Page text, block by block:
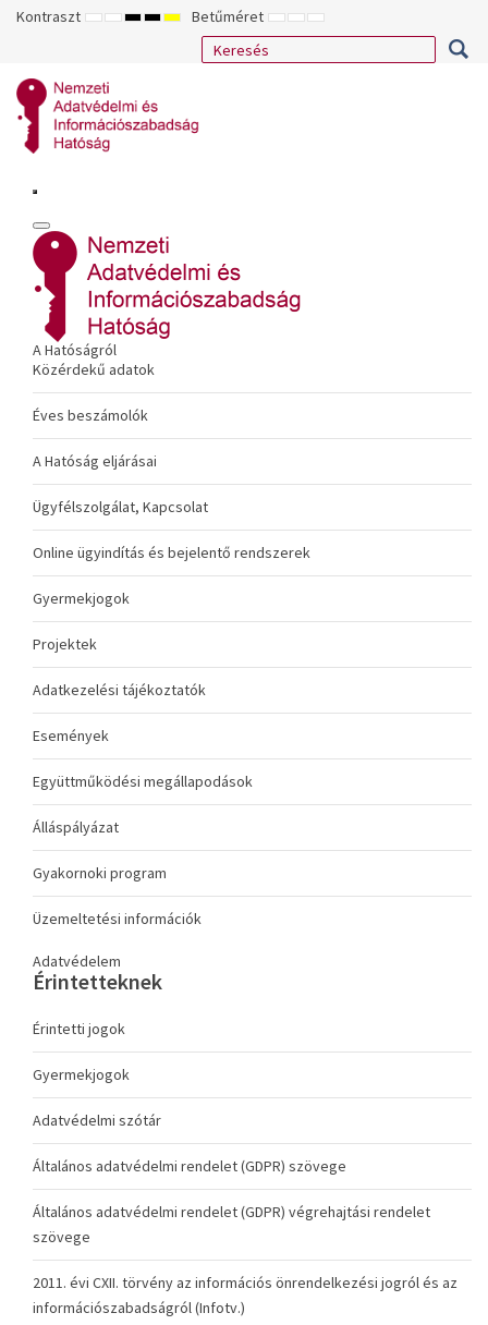
Kontraszt ALAPÉRTELMEZETT
ÉJSZAKAI
NAGY
KONTRASZTÚ
NAGY
KONTRASZTÚ
NAGY
KONTRASZTÚ
SÁRGA
FEKETE
Betűméret KISEBB
BETŰTÍPUS
ALAPÉRTELMEZETT
BETŰMÉRET
NAGYOBB
BETŰMÉRET
A Hatóságról
Közérdekű adatok
Éves beszámolók
A Hatóság eljárásai
Ügyfélszolgálat, Kapcsolat
Online ügyindítás és bejelentő rendszerek
Gyermekjogok
Projektek
Adatkezelési tájékoztatók
Események
Együttműködési megállapodások
Álláspályázat
Gyakornoki program
Üzemeltetési információk
Adatvédelem
Érintetteknek
Érintetti jogok
Gyermekjogok
Adatvédelmi szótár
Általános adatvédelmi rendelet (GDPR) szövege
Általános adatvédelmi rendelet (GDPR) végrehajtási rendelet
szövege
2011. évi CXII. törvény az információs önrendelkezési jogról és az
információszabadságról (Infotv.)